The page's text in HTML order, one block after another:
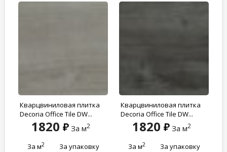
Кварцвиниловая плитка
Decoria Office Tile DW...
1820 За м2
За м2 За упаковку
Кварцвиниловая плитка
Decoria Office Tile DW...
1820 За м2
За м2 За упаковку